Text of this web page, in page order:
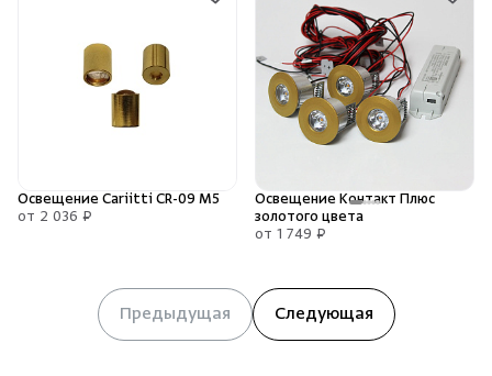
Освещение Cariitti CR-09 M5
от 2 036 ₽
Освещение Контакт Плюс
золотого цвета
от 1 749 ₽
Предыдущая Следующая